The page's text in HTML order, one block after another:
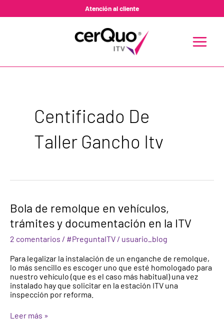
Atención al cliente
MENU
Centificado De
Taller Gancho Itv
Bola de remolque en vehículos,
trámites y documentación en la ITV
2 comentarios / #PreguntaITV / usuario_blog
Para legalizar la instalación de un enganche de remolque,
lo más sencillo es escoger uno que esté homologado para
nuestro vehículo (que es el caso más habitual) una vez
instalado hay que solicitar en la estación ITV una
inspección por reforma.
Bola
de
remolque
vehículos,
y
documentación
en
la
ITV
Leer más »